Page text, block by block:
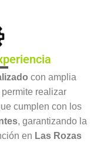
con amplia
realizar
cumplen con los
, garantizando la
en Las Rozas